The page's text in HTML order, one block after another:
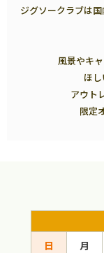
ジグソークラブは
風景やキ
ほ
アウト
限定
日 月